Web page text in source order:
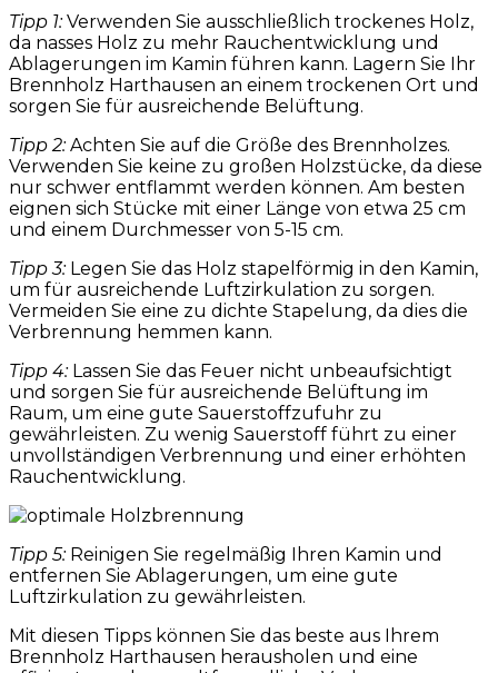
Tipp 1:Verwenden Sie ausschließlich trockenes Holz,
da nasses Holz zu mehr Rauchentwicklung und
Ablagerungen im Kamin führen kann. Lagern Sie Ihr
Brennholz Harthausen an einem trockenen Ort und
sorgen Sie für ausreichende Belüftung.
Tipp 2:Achten Sie auf die Größe des Brennholzes.
Verwenden Sie keine zu großen Holzstücke, da diese
nur schwer entflammt werden können. Am besten
eignen sich Stücke mit einer Länge von etwa 25 cm
und einem Durchmesser von 5-15 cm.
Tipp 3:Legen Sie das Holz stapelförmig in den Kamin,
um für ausreichende Luftzirkulation zu sorgen.
Vermeiden Sie eine zu dichte Stapelung, da dies die
Verbrennung hemmen kann.
Tipp 4:Lassen Sie das Feuer nicht unbeaufsichtigt
und sorgen Sie für ausreichende Belüftung im
Raum, um eine gute Sauerstoffzufuhr zu
gewährleisten. Zu wenig Sauerstoff führt zu einer
unvollständigen Verbrennung und einer erhöhten
Rauchentwicklung.
Tipp 5:Reinigen Sie regelmäßig Ihren Kamin und
entfernen Sie Ablagerungen, um eine gute
Luftzirkulation zu gewährleisten.
Mit diesen Tipps können Sie das beste aus Ihrem
Brennholz Harthausen herausholen und eine